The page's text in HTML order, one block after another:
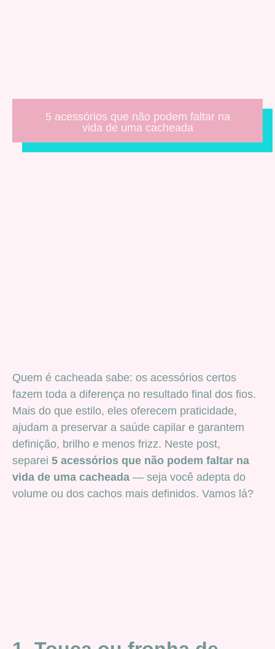
5 acessórios que não podem faltar na
vida de uma cacheada
Quem é cacheada sabe: os acessórios certos
fazem toda a diferença no resultado final dos fios.
Mais do que estilo, eles oferecem praticidade,
ajudam a preservar a saúde capilar e garantem
definição, brilho e menos frizz. Neste post,
separei 5 acessórios que não podem faltar na
vida de uma cacheada — seja você adepta do
volume ou dos cachos mais definidos. Vamos lá?